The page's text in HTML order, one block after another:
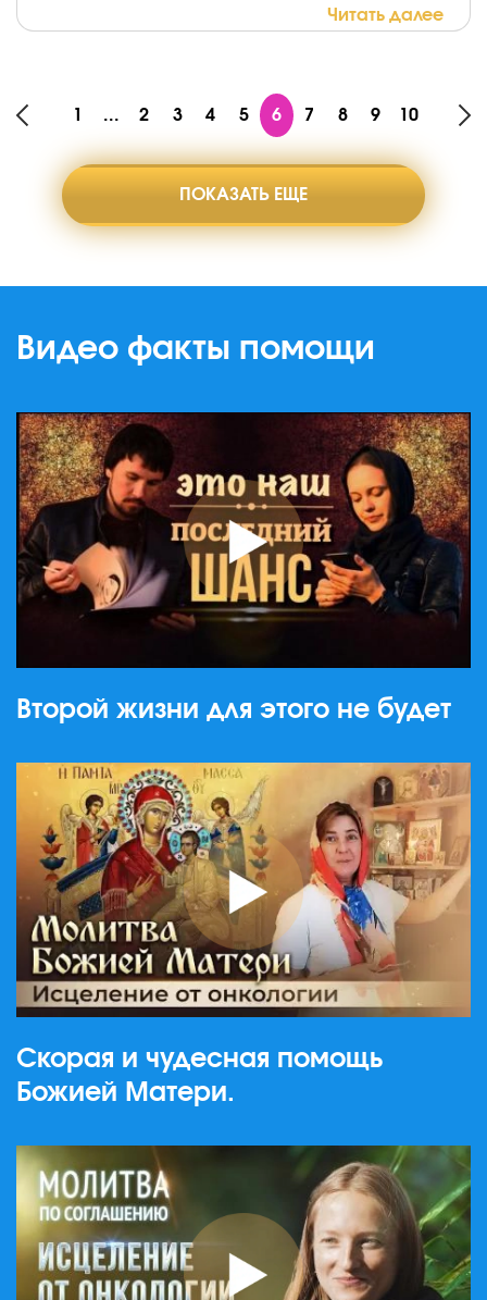
Читать далее
1 ... 2 3 4 5 6 7 8 9 10
ПОКАЗАТЬ ЕЩЕ
Видео факты помощи
Второй жизни для этого не будет
Скорая и чудесная помощь
Божией Матери.